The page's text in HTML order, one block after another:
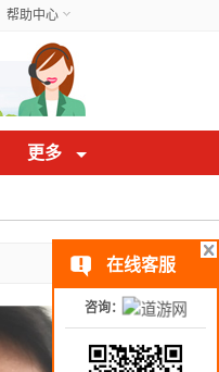
帮助中心
更多
在线客服
咨询：